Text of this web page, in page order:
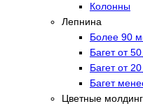
Колонны
Лепнина
Более 90
Багет от
Багет от
Багет
Цветные